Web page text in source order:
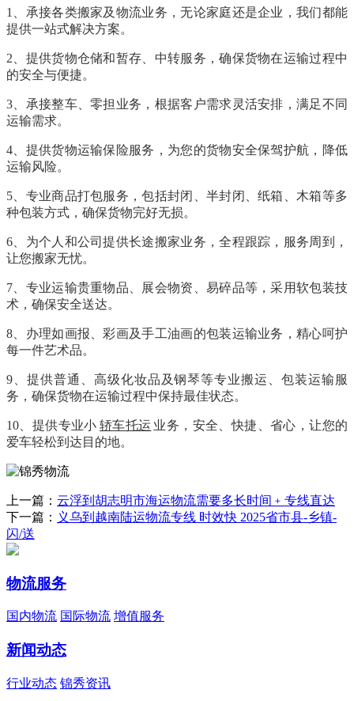
1、承接各类搬家及物流业务，无论家庭还是企业，我们都能
提供一站式解决方案。
2、提供货物仓储和暂存、中转服务，确保货物在运输过程中
的安全与便捷。
3、承接整车、零担业务，根据客户需求灵活安排，满足不同
运输需求。
4、提供货物运输保险服务，为您的货物安全保驾护航，降低
运输风险。
5、专业商品打包服务，包括封闭、半封闭、纸箱、木箱等多
种包装方式，确保货物完好无损。
6、为个人和公司提供长途搬家业务，全程跟踪，服务周到，
让您搬家无忧。
7、专业运输贵重物品、展会物资、易碎品等，采用软包装技
术，确保安全送达。
8、办理如画报、彩画及手工油画的包装运输业务，精心呵护
每一件艺术品。
9、提供普通、高级化妆品及钢琴等专业搬运、包装运输服
务，确保货物在运输过程中保持最佳状态。
10、提供专业小 轿车托运 业务，安全、快捷、省心，让您的
爱车轻松到达目的地。
上一篇： 云浮到胡志明市海运物流需要多长时间﹢专线直达
下一篇： 义乌到越南陆运物流专线 时效快 2025省市县-乡镇-
闪/送
物流服务
国内物流 国际物流 增值服务
新闻动态
行业动态 锦秀资讯